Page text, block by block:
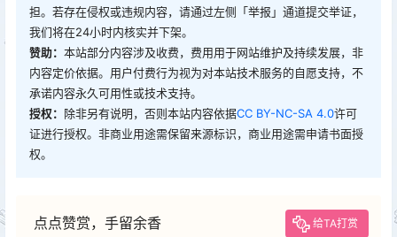
担。若存在侵权或违规内容，请通过左侧「举报」通道提交举证，
我们将在24小时内核实并下架。
赞助： 本站部分内容涉及收费，费用用于网站维护及持续发展，非
内容定价依据。用户付费行为视为对本站技术服务的自愿支持，不
承诺内容永久可用性或技术支持。
授权： 除非另有说明，否则本站内容依据CC BY-NC-SA 4.0许可
证进行授权。非商业用途需保留来源标识，商业用途需申请书面授
权。
点点赞赏，手留余香 给TA打赏